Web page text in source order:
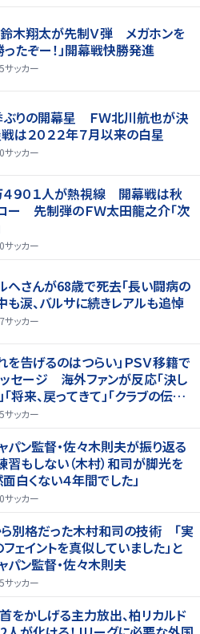
Ｆ鈴木翔太が先制Ｖ弾 メガホンを
ったぞー！」開幕戦快勝発進
サッカー
季ぶりの開幕星 ＦＷ北川航也が決
２０２２年７月以来の白星
サッカー
万４９０１人が熱視線 開幕戦は秋
ー 先制弾のＦＷ太田龍之介「次
サッカー
ヘさんが68歳で死去「長い闘病の
涙、バルサに続きレアルも追悼
サッカー
を告げるのはつらい」ＰＳＶ移籍で
セージ 海外ファンが反応「決し
将来、戻ってきて」「クラブの伝説
サッカー
パン監督・佐々木則夫が振り返る
習もしない（木村）和司が脚光を
白くない４年間でした」
サッカー
別格だった木村和司の技術 「実
ェイントを真似していました」と
パン監督・佐々木則夫
サッカー
をかしげる主力放出、柏リカルド